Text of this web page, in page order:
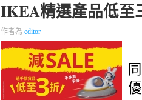
IKEA精選產品低至
作者為 editor